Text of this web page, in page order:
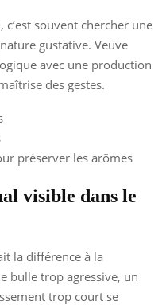
souvent chercher une
gustative. Veuve
avec une production
des gestes.
préserver les arômes
visible dans le
la différence à la
bulle trop agressive, un
trop court se